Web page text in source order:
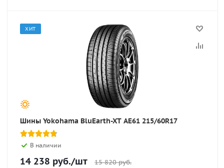
ХИТ
Шины Yokohama BluEarth-XT AE61 215/60R17
В наличии
14 238 руб./шт 15 820руб.